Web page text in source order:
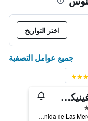
اختر التواريخ
جميع عوامل التصفية
هوتل فينيكس توريمولينوس - ٔلدالتس أونلي ريكومينديد
Avenida de Las Mercedes, 22, توريمولينوس, منطقة أندلوسيا, أسبانيا